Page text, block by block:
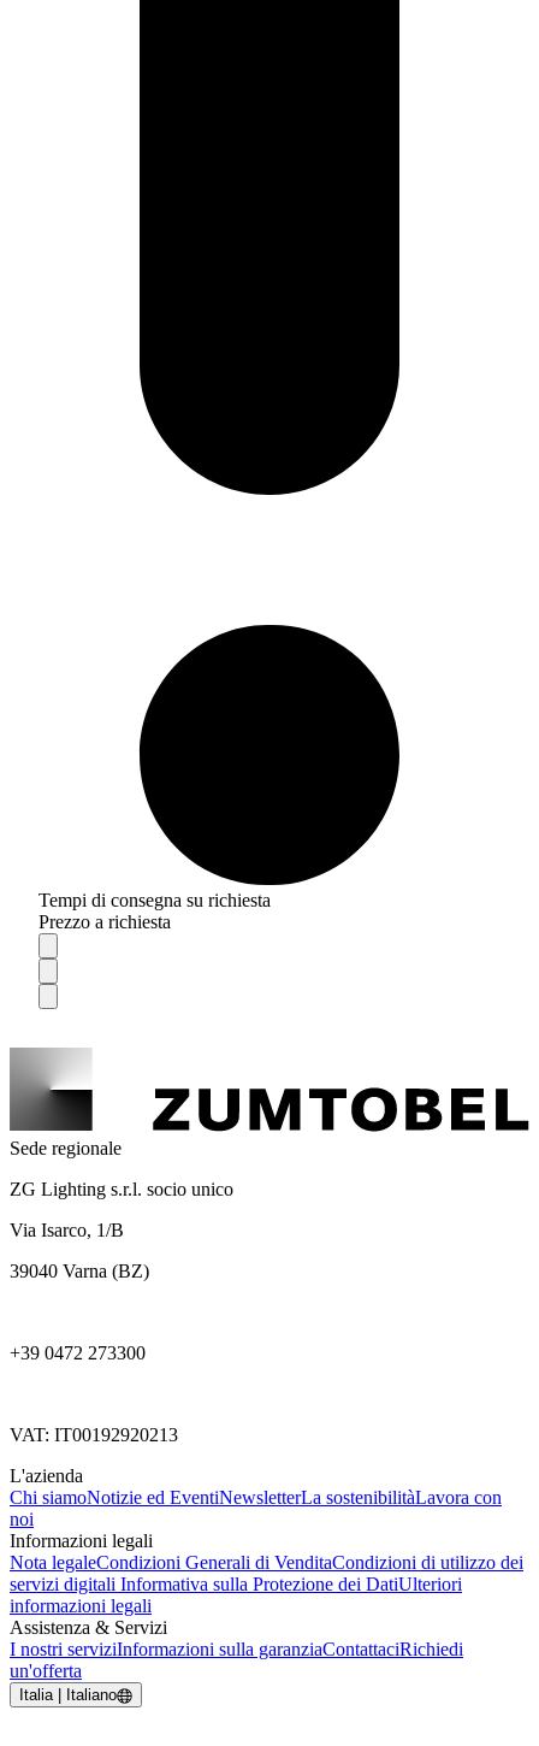
Tempi di consegna su richiesta
Prezzo a richiesta
Sede regionale
ZG Lighting s.r.l. socio unico
Via Isarco, 1/B
39040 Varna (BZ)
+39 0472 273300
VAT: IT00192920213
L'azienda
Chi siamoNotizie ed EventiNewsletterLa sostenibilitàLavora con
noi
Informazioni legali
Nota legaleCondizioni Generali di VenditaCondizioni di utilizzo dei
servizi digitali Informativa sulla Protezione dei DatiUlteriori
informazioni legali
Assistenza & Servizi
I nostri serviziInformazioni sulla garanziaContattaciRichiedi
un'offerta
Italia | Italiano